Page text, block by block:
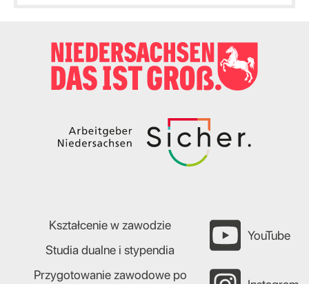
Kształcenie w zawodzie
Studia dualne i stypendia
Przygotowanie zawodowe po
YouTube